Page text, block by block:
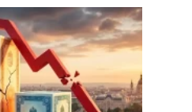
felhasználású hitel
hitel